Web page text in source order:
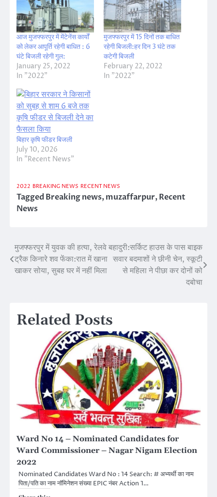
आज मुजफ्फरपुर में मेंटेनेंस कार्यों
को लेकर आपूर्ति रहेगी बाधित : 6
घंटे बिजली रहेगी गुल:
January 25, 2022
In "2022"
मुजफ्फरपुर में 15 दिनों तक बाधित
रहेगी बिजली:हर दिन 3 घंटे तक
कटेगी बिजली
February 22, 2022
In "2022"
बिहार कृषि फीडर बिजली
July 10, 2026
In "Recent News"
2022 BREAKING NEWS RECENT NEWS
TaggedBreaking news,muzaffarpur,Recent
News
Post
navigation
मुजफ्फरपुर में युवक की हत्या, रेलवे
ट्रैक किनारे शव फेंका:रात में खाना
खाकर सोया, सुबह घर में नहीं मिला
बहादुरी:सर्किट हाउस के पास बाइक
सवार बदमाशों ने छीनी चेन, स्कूटी
से महिला ने पीछा कर दोनों को
दबोचा
Related Posts
Ward No 14 – Nominated Candidates for
Ward Commissioner – Nagar Nigam Election
2022
Nominated Candidates Ward No : 14 Search: # अभ्यर्थी का नाम
पिता/पति का नाम नॉमिनेशन संख्या EPIC नंबर Action 1…